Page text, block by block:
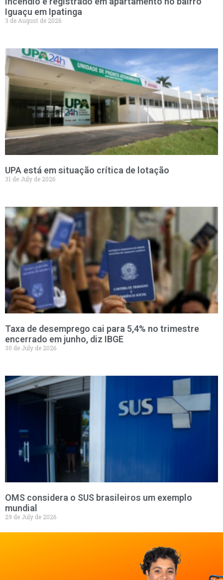
Iguaçu em Ipatinga
3 de August de 2026
UPA está em situação crítica de lotação
31 de July de 2026
Taxa de desemprego cai para 5,4% no trimestre
encerrado em junho, diz IBGE
30 de July de 2026
OMS considera o SUS brasileiros um exemplo
mundial
29 de July de 2026